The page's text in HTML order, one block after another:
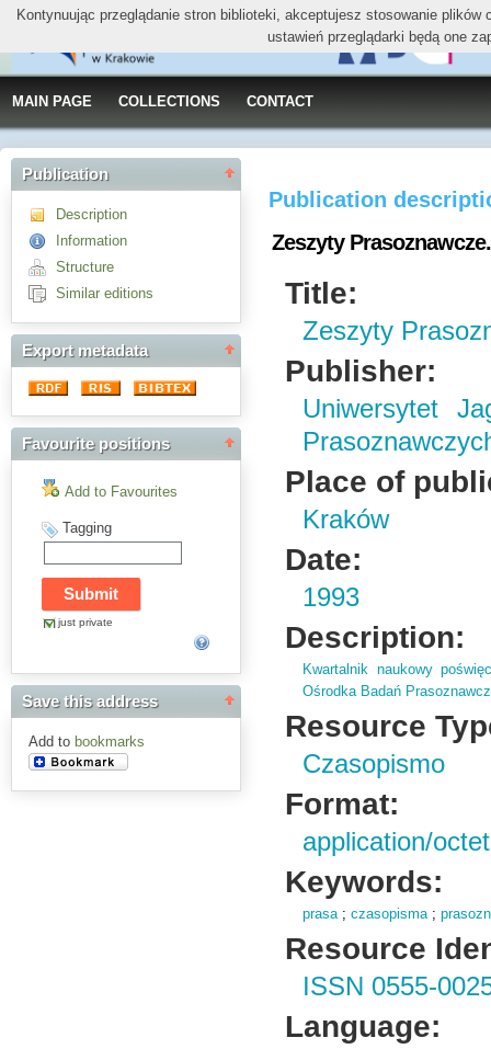
MAIN PAGE COLLECTIONS CONTACT
Publication
Description
Information
Structure
Similar editions
Export metadata
Favourite positions
Add to Favourites
Tagging
just private
Save this address
Add to bookmarks
Publication
Zeszyty
Title:
Zeszyty
Publisher:
Uniwersytet
Place of
Kraków
Date:
1993
Description:
Kwartalnik naukowy
Ośrodka Badań
Resource
Czasopismo
Format:
application/
Keywords:
prasa;czasopisma;
Resource
ISSN 0555-
Language:
Kontynuując przeglądanie stron biblioteki, akceptujesz stosowanie
ustawień przeglądarki będą one